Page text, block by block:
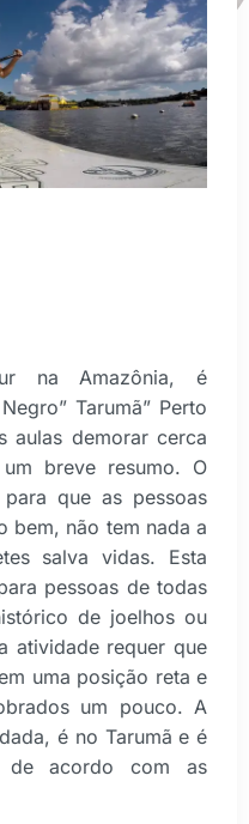
na Amazônia, é
Tarumã” Perto
aulas demorar cerca
breve resumo. O
que as pessoas
bem, não tem nada a
salva vidas. Esta
pessoas de todas
de joelhos ou
atividade requer que
uma posição reta e
um pouco. A
é no Tarumã e é
de acordo com as